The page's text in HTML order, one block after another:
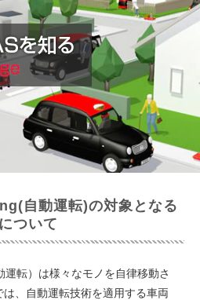
自動運転)の対象となる
ついて
転）は様々なモノを自律移動さ
、自動運転技術を適用する車両